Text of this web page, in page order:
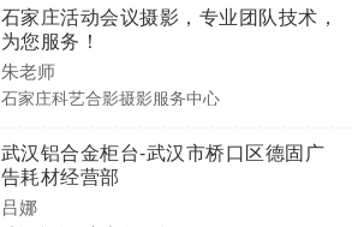
石家庄活动会议摄影，专业团队技术，
为您服务！
朱老师
石家庄科艺合影摄影服务中心
武汉铝合金柜台-武汉市桥口区德固广
告耗材经营部
吕娜